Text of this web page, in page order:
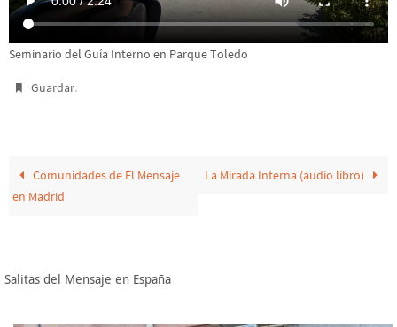
Seminario del Guía Interno en Parque Toledo
Guardar.
Comunidades de El Mensaje
en Madrid
La Mirada Interna (audio libro)
Salitas del Mensaje en España